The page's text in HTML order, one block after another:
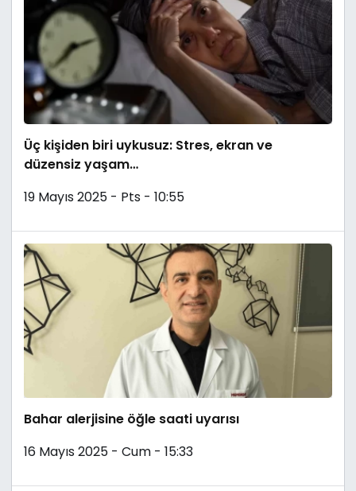
Üç kişiden biri uykusuz: Stres, ekran ve
düzensiz yaşam…
19 Mayıs 2025 - Pts - 10:55
Bahar alerjisine öğle saati uyarısı
16 Mayıs 2025 - Cum - 15:33